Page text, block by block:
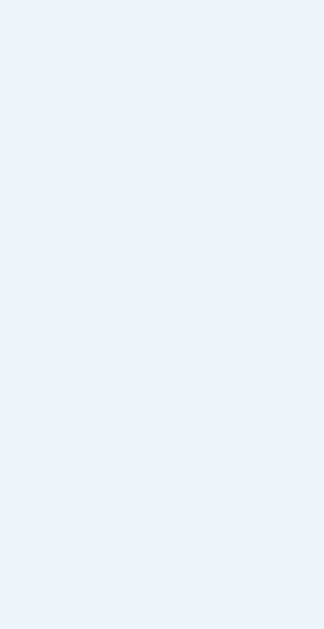
sestavíme pro:
i mezinárodní silniční